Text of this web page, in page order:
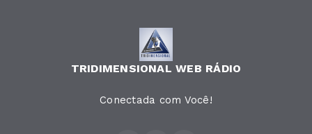
TRIDIMENSIONAL WEB RÁDIO
Conectada com Você!